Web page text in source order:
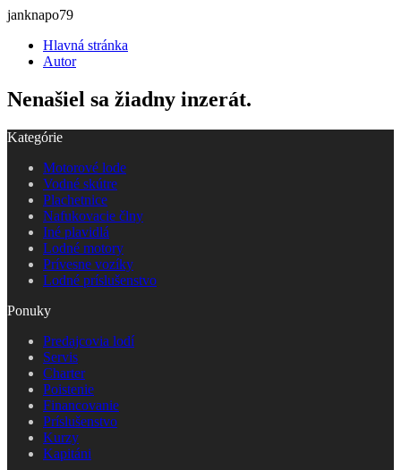
janknapo79
Hlavná stránka
Autor
Nenašiel sa žiadny inzerát.
Kategórie
Motorové lode
Vodné skútre
Plachetnice
Nafukovacie člny
Iné plavidlá
Lodné motory
Prívesne vozíky
Lodné príslušenstvo
Ponuky
Predajcovia lodí
Servis
Charter
Poistenie
Financovanie
Príslušenstvo
Kurzy
Kapitáni